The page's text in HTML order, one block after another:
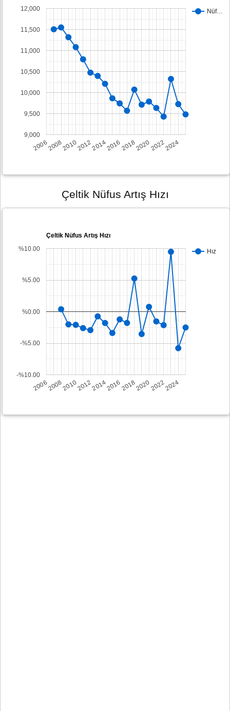
Nüf…
2006200820102012201420162018202020222024
9,000
9,500
10,000
10,500
11,000
11,500
12,000
Çeltik Nüfus Artış Hızı
Çeltik Nüfus Artış Hızı
Hız
2006200820102012201420162018202020222024
-%10.00
-%5.00
%0.00
%5.00
%10.00